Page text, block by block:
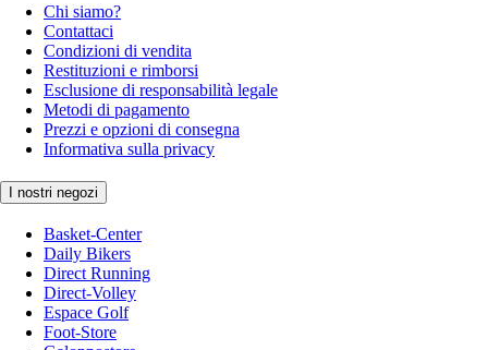
Chi siamo?
Contattaci
Condizioni di vendita
Restituzioni e rimborsi
Esclusione di responsabilità legale
Metodi di pagamento
Prezzi e opzioni di consegna
Informativa sulla privacy
I nostri negozi
Basket-Center
Daily Bikers
Direct Running
Direct-Volley
Espace Golf
Foot-Store